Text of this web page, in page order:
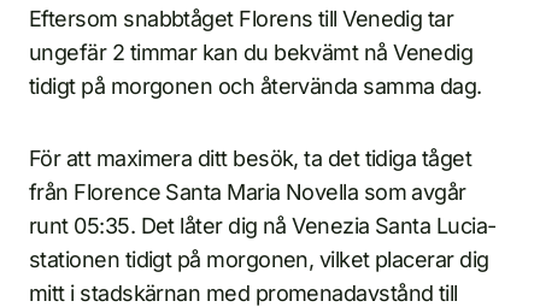
Eftersom snabbtåget Florens till Venedig tar
ungefär 2 timmar kan du bekvämt nå Venedig
tidigt på morgonen och återvända samma dag.
För att maximera ditt besök, ta det tidiga tåget
från Florence Santa Maria Novella som avgår
runt 05:35. Det låter dig nå Venezia Santa Lucia-
stationen tidigt på morgonen, vilket placerar dig
mitt i stadskärnan med promenadavstånd till